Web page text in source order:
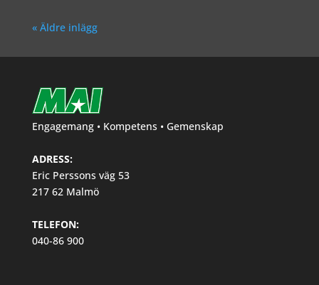
« Äldre inlägg
Engagemang • Kompetens • Gemenskap
ADRESS:
Eric Perssons väg 53
217 62 Malmö
TELEFON:
040-86 900